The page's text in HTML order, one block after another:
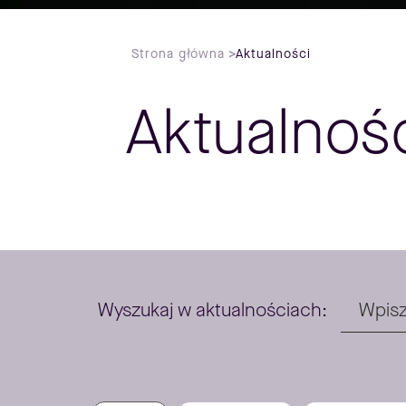
Strona główna >Aktualności
Wyszukaj w aktualnościach: